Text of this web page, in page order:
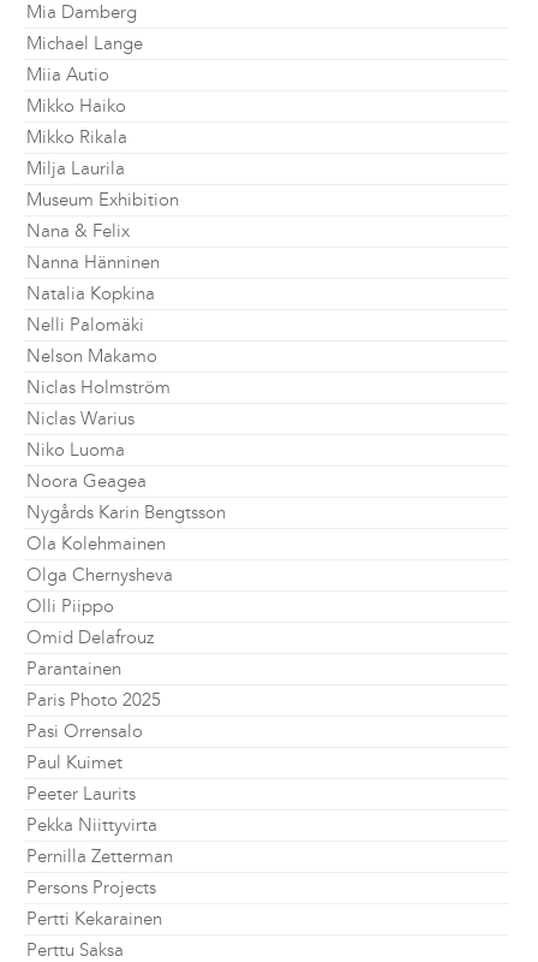
Mia Damberg
Michael Lange
Miia Autio
Mikko Haiko
Mikko Rikala
Milja Laurila
Museum Exhibition
Nana & Felix
Nanna Hänninen
Natalia Kopkina
Nelli Palomäki
Nelson Makamo
Niclas Holmström
Niclas Warius
Niko Luoma
Noora Geagea
Nygårds Karin Bengtsson
Ola Kolehmainen
Olga Chernysheva
Olli Piippo
Omid Delafrouz
Parantainen
Paris Photo 2025
Pasi Orrensalo
Paul Kuimet
Peeter Laurits
Pekka Niittyvirta
Pernilla Zetterman
Persons Projects
Pertti Kekarainen
Perttu Saksa